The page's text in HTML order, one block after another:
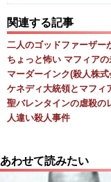
関連する記事
二人のゴッドファーザー
ちょっと怖い マフィア
マーダーインク(殺人株
ケネディ大統領とマフィ
聖バレンタインの虐殺の
人違い殺人事件
あわせて読みたい